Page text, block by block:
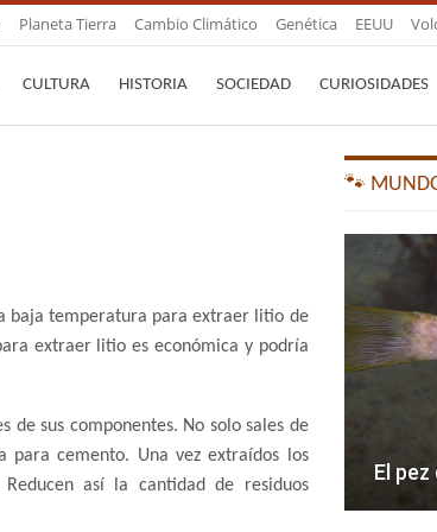
Planeta Tierra Cambio Climático Genética EEUU
CULTURA HISTORIA SOCIEDAD CURIOSIDADES
baja temperatura para extraer litio de
extraer litio es económica y podría
sus componentes. No solo sales de
cemento. Una vez extraídos los
así la cantidad de residuos
🐾
El